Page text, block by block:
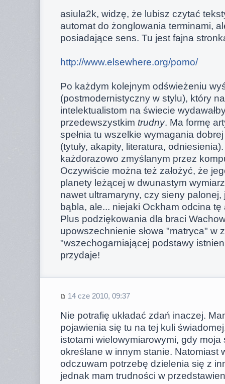
asiula2k, widzę, że lubisz czytać
automat do żonglowania terminami,
posiadające sens. Tu jest fajna
http://www.elsewhere.org/pomo/
Po każdym kolejnym odświeżeniu
(postmodernistyczny w stylu), który
intelektualistom na świecie
przedewszystkim trudny. Ma formę
spełnia tu wszelkie wymagania
(tytuły, akapity, literatura,
każdorazowo zmyślanym przez
Oczywiście można też założyć, że
planety leżącej w dwunastym
nawet ultramaryny, czy sieny palonej,
bąbla, ale... niejaki Ockham odcina
Plus podziękowania dla braci
upowszechnienie słowa "matryca" w
"wszechogarniającej podstawy
przydaje!
14 cze 2010, 09:37
Nie potrafię układać zdań inaczej.
pojawienia się tu na tej kuli
istotami wielowymiarowymi, gdy
określane w innym stanie. Natomiast
odczuwam potrzebę dzielenia się z
jednak mam trudności w